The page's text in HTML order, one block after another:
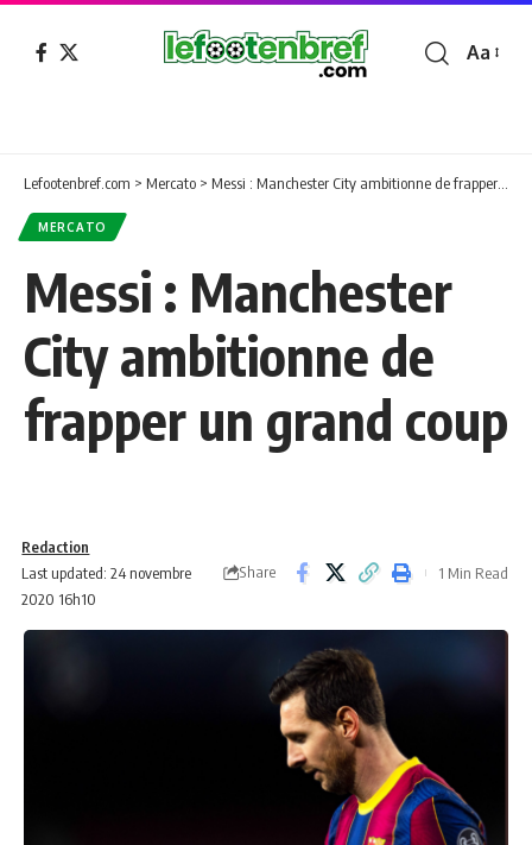
Font
Aa
Lefootenbref.com > Mercato > Messi : Manchester City ambitionne de frapper un grand coup
MERCATO
Messi : Manchester
City ambitionne de
frapper un grand coup
Last updated: 24 novembre
2020 16h10
Redaction
Share
1 Min Read